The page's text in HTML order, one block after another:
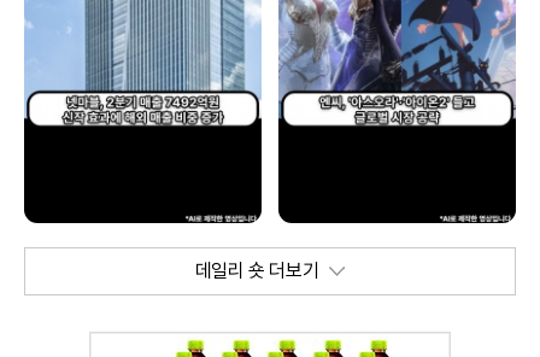
데일리 숏 더보기